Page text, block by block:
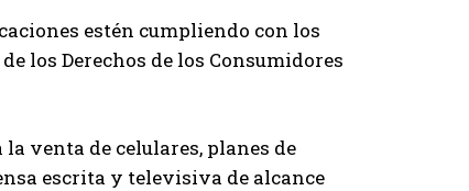
estén cumpliendo con los
los Derechos de los Consumidores
venta de celulares, planes de
escrita y televisiva de alcance